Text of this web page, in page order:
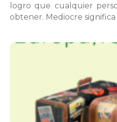
logro que cualquier
obtener. Mediocre significa